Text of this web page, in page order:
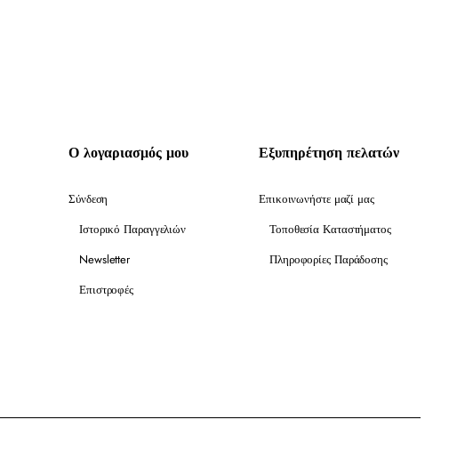
Ο λογαριασμός μου
Σύνδεση
Ιστορικό Παραγγελιών
Newsletter
Επιστροφές
Εξυπηρέτηση πελατών
Επικοινωνήστε μαζί μας
Τοποθεσία Καταστήματος
Πληροφορίες Παράδοσης